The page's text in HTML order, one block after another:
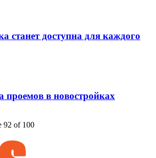
станет доступна для каждого
проемов в новостройках
92 of 100